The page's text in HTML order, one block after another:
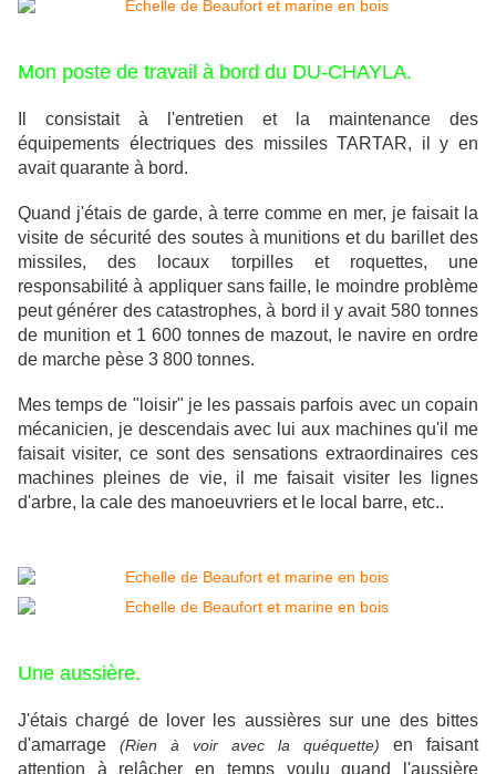
Mon poste de travail à bord du DU-CHAYLA.
Il consistait à l'entretien et la maintenance des
équipements électriques des missiles TARTAR, il y en
avait quarante à bord.
Quand j'étais de garde, à terre comme en mer, je faisait la
visite de sécurité des soutes à munitions et du barillet des
missiles, des locaux torpilles et roquettes, une
responsabilité à appliquer sans faille, le moindre problème
peut générer des catastrophes, à bord il y avait 580 tonnes
de munition et 1 600 tonnes de mazout, le navire en ordre
de marche pèse 3 800 tonnes.
Mes temps de "loisir" je les passais parfois avec un copain
mécanicien, je descendais avec lui aux machines qu'il me
faisait visiter, ce sont des sensations extraordinaires ces
machines pleines de vie, il me faisait visiter les lignes
d'arbre, la cale des manoeuvriers et le local barre, etc..
Une aussière.
J'étais chargé de lover les aussières sur une des bittes
d'amarrage (Rien à voir avec la quéquette) en faisant
attention à relâcher en temps voulu quand l'aussière